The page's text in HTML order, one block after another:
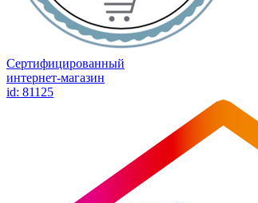
Сертифицированный
интернет-магазин
id: 81125